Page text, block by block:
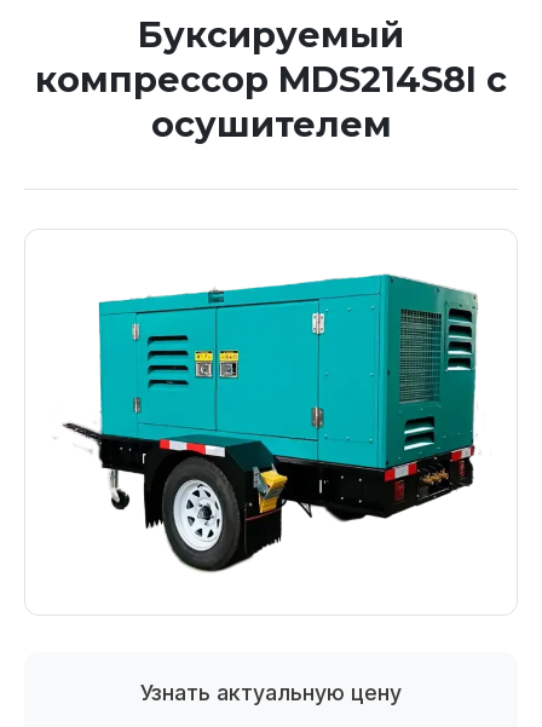
Буксируемый
компрессор MDS214S8I с
осушителем
Узнать актуальную цену